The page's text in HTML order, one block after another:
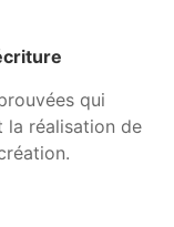
qui
la réalisation de